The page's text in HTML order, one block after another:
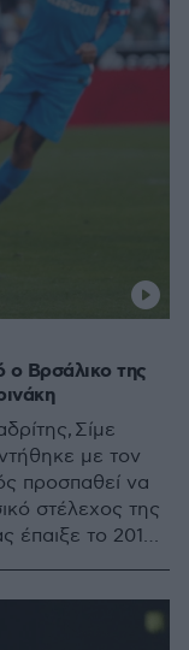
ο Βρσάλικο της
Σίμε
με τον
προσπαθεί να
στέλεχος της
έπαιξε το 2018